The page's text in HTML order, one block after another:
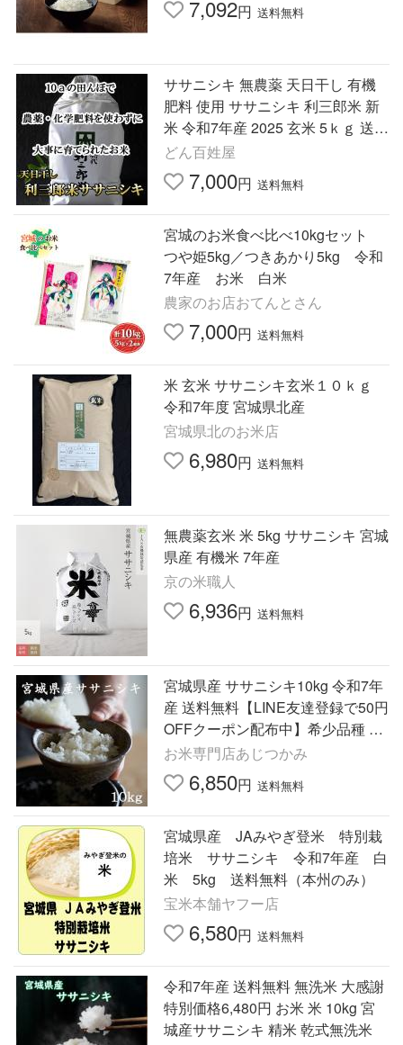
7,092円 送料無料
ササニシキ 無農薬 天日干し 有機
肥料 使用 ササニシキ 利三郎米 新
米 令和7年産 2025 玄米 5ｋｇ 送料
無料 宮城県桃生町産 選べる精米
玄米 3分 5分 7分 白米
どん百姓屋
7,000円 送料無料
宮城のお米食べ比べ10kgセット
つや姫5kg／つきあかり5kg 令和
7年産 お米 白米
農家のお店おてんとさん
7,000円 送料無料
米 玄米 ササニシキ玄米１０ｋｇ
令和7年度 宮城県北産
宮城県北のお米店
6,980円 送料無料
無農薬玄米 米 5kg ササニシキ 宮城
県産 有機米 7年産
京の米職人
6,936円 送料無料
宮城県産 ササニシキ10kg 令和7年
産 送料無料【LINE友達登録で50円
OFFクーポン配布中】希少品種 米
白米 玄米 白米5kg×2袋 玄米10kg×
1袋
お米専門店あじつかみ
6,850円 送料無料
宮城県産 JAみやぎ登米 特別栽
培米 ササニシキ 令和7年産 白
米 5kg 送料無料（本州のみ）
宝米本舗ヤフー店
6,580円 送料無料
令和7年産 送料無料 無洗米 大感謝
特別価格6,480円 お米 米 10kg 宮
城産ササニシキ 精米 乾式無洗米